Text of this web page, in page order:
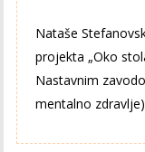
Nataše
projekta „Oko
Nastavnim
mentalno